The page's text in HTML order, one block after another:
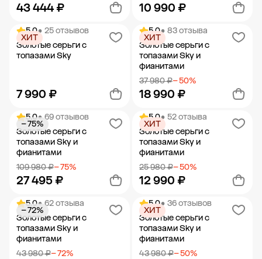
43 444 ₽
Добавить в корзину
10 990 ₽
Добавить в корзину
5.0• 25 отзывов
Золотые серьги с
топазами Sky
7 990 ₽
ХИТ
Добавить в корзину
5.0• 83 отзыва
Золотые серьги с
топазами Sky и
фианитами
37 980 ₽− 50%
18 990 ₽
ХИТ
Добавить в корзину
5.0• 69 отзывов
Золотые серьги с
топазами Sky и
фианитами
109 980 ₽− 75%
27 495 ₽
− 75%
Добавить в корзину
5.0• 52 отзыва
Золотые серьги с
топазами Sky и
фианитами
25 980 ₽− 50%
12 990 ₽
ХИТ
Добавить в корзину
5.0• 62 отзыва
Золотые серьги с
топазами Sky и
фианитами
43 980 ₽− 72%
− 72%
5.0• 36 отзывов
Золотые серьги с
топазами Sky и
фианитами
43 980 ₽− 50%
ХИТ